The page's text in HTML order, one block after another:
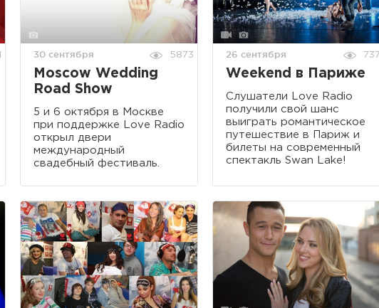
30 сентября 5873
Moscow Wedding
Road Show
5 и 6 октября в Москве
при поддержке Love Radio
открыл двери
международный
свадебный фестиваль.
26 сентября
Weekend в Париже
Слушатели Love Radio
получили свой шанс
выиграть романтическое
путешествие в Париж и
билеты на современный
спектакль Swan Lake!